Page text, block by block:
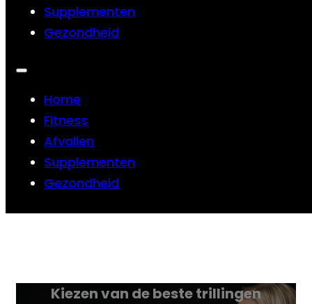
Supplementen
Gezondheid
Home
Fitness
Afvallen
Supplementen
Gezondheid
Kiezen van de beste trillingen